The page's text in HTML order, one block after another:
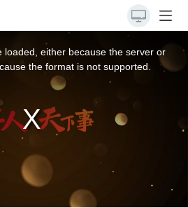
loaded, either because the server or
the format is not supported.